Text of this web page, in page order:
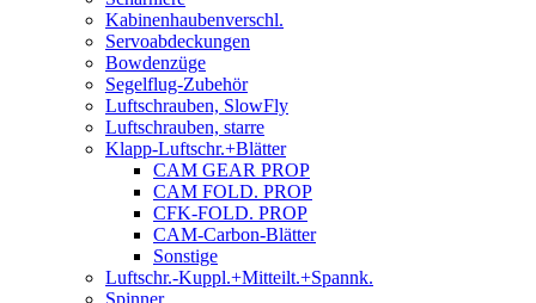
Kabinenhaubenverschl.
Servoabdeckungen
Bowdenzüge
Segelflug-Zubehör
Luftschrauben, SlowFly
Luftschrauben, starre
Klapp-Luftschr.+Blätter
CAM GEAR PROP
CAM FOLD. PROP
CFK-FOLD. PROP
CAM-Carbon-Blätter
Sonstige
Luftschr.-Kuppl.+Mitteilt.+Spannk.